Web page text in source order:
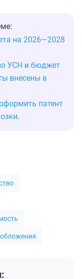
на 2026—2028
УСН и бюджет
внесены в
патент
.